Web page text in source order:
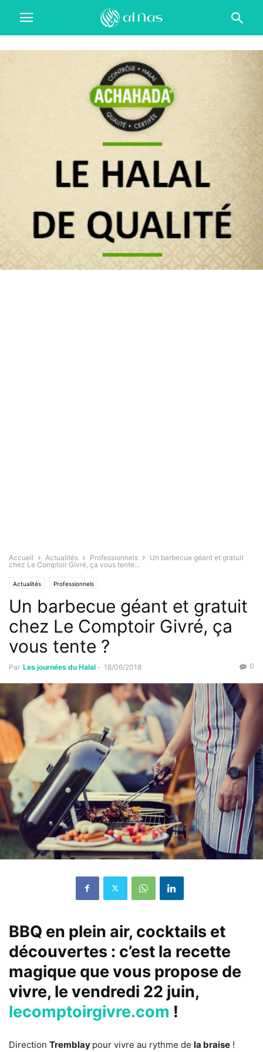
Accueil Actualités Professionnels
Un barbecue géant et gratuit
chez Le Comptoir Givré, ça vous tente...
Actualités Professionnels
Un barbecue géant et gratuit
chez Le Comptoir Givré, ça
vous tente ?
Par Les journées du Halal - 18/06/2018 0
BBQ en plein air, cocktails et
découvertes : c’est la recette
magique que vous propose de
vivre, le vendredi 22 juin,
lecomptoirgivre.com !
Direction Tremblay pour vivre au rythme de la braise !